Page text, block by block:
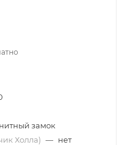
замок
Холла) — нет